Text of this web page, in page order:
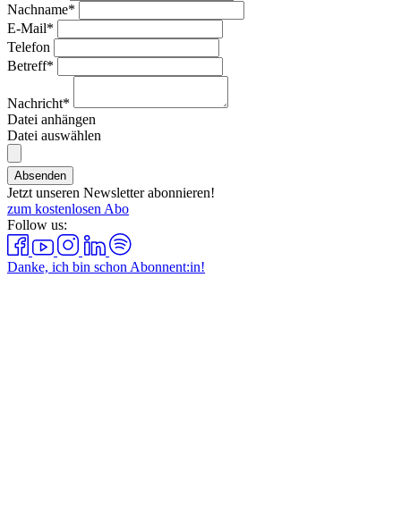
Nachname*
E-Mail*
Telefon
Betreff*
Nachricht*
Datei anhängen
Datei auswählen
Absenden
Jetzt unseren Newsletter abonnieren!
zum kostenlosen Abo
Follow us:
Danke, ich bin schon Abonnent:in!